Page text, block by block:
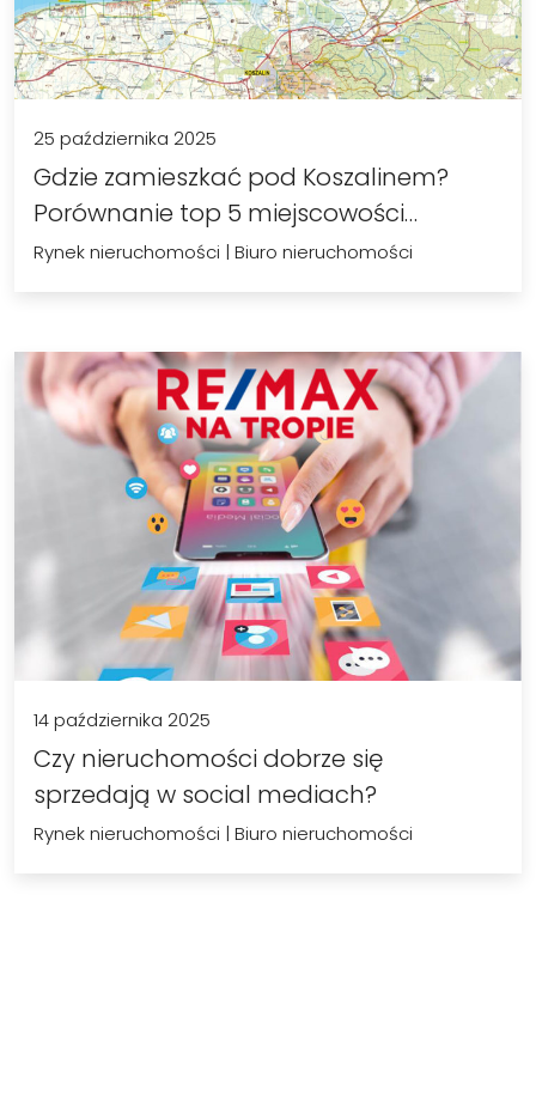
25 października 2025
Gdzie zamieszkać pod Koszalinem?
Porównanie top 5 miejscowości
(Sianów,…
Rynek nieruchomości | Biuro nieruchomości
14 października 2025
Czy nieruchomości dobrze się
sprzedają w social mediach?
Rynek nieruchomości | Biuro nieruchomości